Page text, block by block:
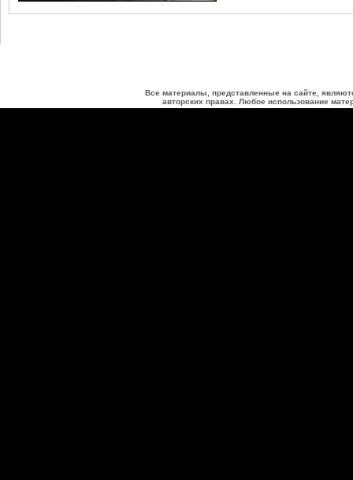
Все материалы, представленные на сайте,
авторских правах. Любое использование